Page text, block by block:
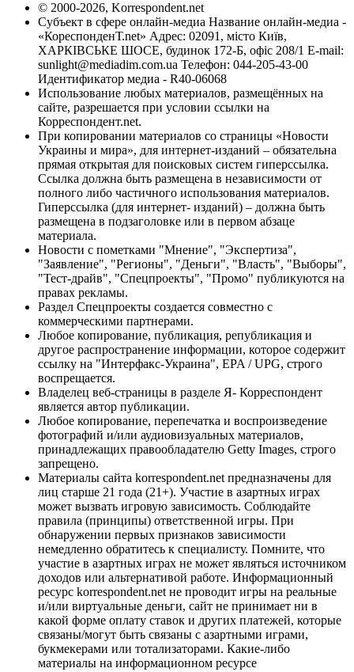
© 2000-2026, Korrespondent.net
Субъект в сфере онлайн-медиа Название онлайн-медиа -
«КореспонденТ.net» Адрес: 02091, місто Київ,
ХАРКІВСЬКЕ ШОСЕ, будинок 172-Б, офіс 208/1 E-mail:
sunlight@mediadim.com.ua Телефон: 044-205-43-00
Идентификатор медиа - R40-06068
Использование любых материалов, размещённых на
сайте, разрешается при условии ссылки на
Корреспондент.net.
При копировании материалов со страницы «Новости
Украины и мира», для интернет-изданий – обязательна
прямая открытая для поисковых систем гиперссылка.
Ссылка должна быть размещена в независимости от
полного либо частичного использования материалов.
Гиперссылка (для интернет- изданий) – должна быть
размещена в подзаголовке или в первом абзаце
материала.
Новости с пометками "Мнение", "Экспертиза",
"Заявление", "Регионы", "Деньги", "Власть", "Выборы",
"Тест-драйв", "Спецпроекты", "Промо" публикуются на
правах рекламы.
Раздел Спецпроекты создается совместно с
коммерческими партнерами.
Любое копирование, публикация, републикация и
другое распространение информации, которое содержит
ссылку на "Интерфакс-Украина", EPA / UPG, строго
воспрещается.
Владелец веб-страницы в разделе Я- Корреспондент
является автор публикации.
Любое копирование, перепечатка и воспроизведение
фотографий и/или аудиовизуальных материалов,
принадлежащих правообладателю Getty Images, строго
запрещено.
Материалы сайта korrespondent.net предназначены для
лиц старше 21 года (21+). Участие в азартных играх
может вызвать игровую зависимость. Соблюдайте
правила (принципы) ответственной игры. При
обнаружении первых признаков зависимости
немедленно обратитесь к специалисту. Помните, что
участие в азартных играх не может являться источником
доходов или альтернативой работе. Информационный
ресурс korrespondent.net не проводит игры на реальные
и/или виртуальные деньги, сайт не принимает ни в
какой форме оплату ставок и других платежей, которые
связаны/могут быть связаны с азартными играми,
букмекерами или тотализаторами. Какие-либо
материалы на информационном ресурсе